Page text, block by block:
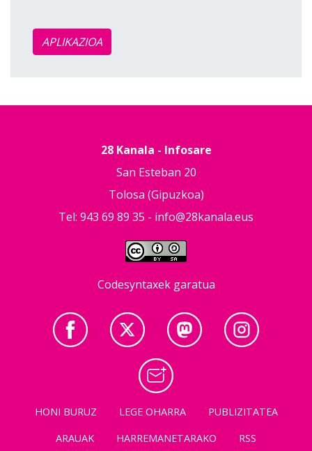
APLIKAZIOA
28 Kanala - Infosare
San Esteban 20
Tolosa (Gipuzkoa)
Tel: 943 69 89 35 - info@28kanala.eus
Codesyntaxek garatua
HONI BURUZ LEGE OHARRA
PUBLIZITATEA
ARAUAK
HARREMANETARAKO RSS